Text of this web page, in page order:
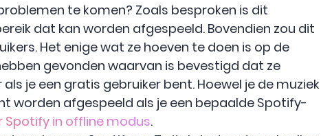
te komen? Zoals besproken is dit
dat kan worden afgespeeld. Bovendien zou dit
Het enige wat ze hoeven te doen is op de
gevonden waarvan is bevestigd dat ze
je een gratis gebruiker bent. Hoewel je de muziek
worden afgespeeld als je een bepaalde Spotify-
Spotify in offline modus.